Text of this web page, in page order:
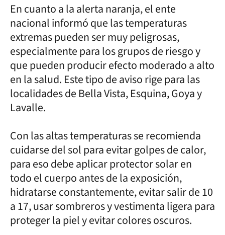
En cuanto a la alerta naranja, el ente
nacional informó que las temperaturas
extremas pueden ser muy peligrosas,
especialmente para los grupos de riesgo y
que pueden producir efecto moderado a alto
en la salud. Este tipo de aviso rige para las
localidades de Bella Vista, Esquina, Goya y
Lavalle.
Con las altas temperaturas se recomienda
cuidarse del sol para evitar golpes de calor,
para eso debe aplicar protector solar en
todo el cuerpo antes de la exposición,
hidratarse constantemente, evitar salir de 10
a 17, usar sombreros y vestimenta ligera para
proteger la piel y evitar colores oscuros.